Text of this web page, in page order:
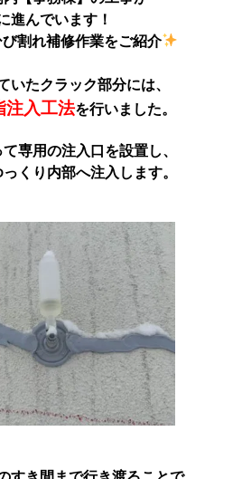
進んでいます！
割れ補修作業をご紹介
いたクラック部分には、
注入工法を行いました。
専用の注入口を設置し、
くり内部へ注入します。